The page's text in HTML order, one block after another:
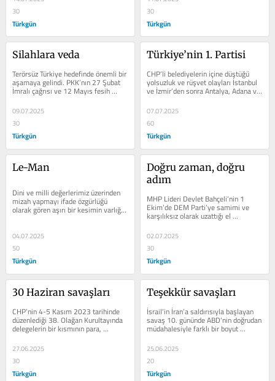
30
Türkgün
30
Türkgün
Silahlara veda
Terörsüz Türkiye hedefinde önemli bir
aşamaya gelindi. PKK’nın 27 Şubat
İmralı çağrısı ve 12 Mayıs fesih
kararına müzahir olarak...
09.07.2025
30
Türkgün
Türkiye’nin 1. Partisi
CHP’li belediyelerin içine düştüğü
yolsuzluk ve rüşvet olayları İstanbul
ve İzmir’den sonra Antalya, Adana ve
07.07.2025
60
Türkgün
Le-Man
Dini ve milli değerlerimiz üzerinden
mizah yapmayı ifade özgürlüğü
olarak gören aşırı bir kesimin varlığı
toplum huzurunun her an...
04.07.2025
50
Türkgün
Doğru zaman, doğru
adım
MHP Lideri Devlet Bahçeli’nin 1
Ekim’de DEM Parti’ye samimi ve
karşılıksız olarak uzattığı el
Türkiye’nin terör kamburundan
kurtulma...
02.07.2025
30
Türkgün
30 Haziran savaşları
CHP’nin 4-5 Kasım 2023 tarihinde
düzenlediği 38. Olağan Kurultayında
delegelerin bir kısmının para,
gayrimenkul, cep telefonu, soğuk...
27.06.2025
30
Türkgün
Teşekkür savaşları
İsrail’in İran’a saldırısıyla başlayan
savaş 10. gününde ABD’nin doğrudan
müdahalesiyle farklı bir boyut
kazandı. İran’ın...
25.06.2025
20
Türkgün